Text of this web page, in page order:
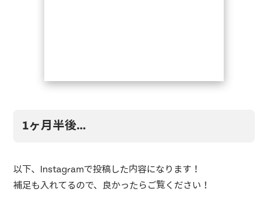
1ヶ月半後…
以下、Instagramで投稿した内容になります！
補足も入れてるので、良かったらご覧ください！